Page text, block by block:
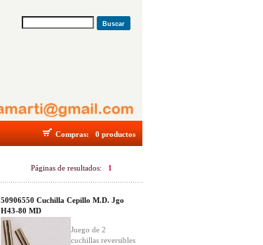
Buscar
Compras: 0 productos
Páginas de resultados: 1
50906550 Cuchilla Cepillo M.D. Jgo
H43-80 MD
Juego de 2
cuchillas reversibles